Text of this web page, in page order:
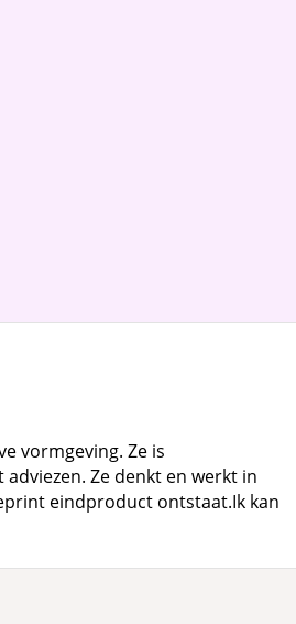
vormgeving. Ze is
Ze denkt en werkt in
eindproduct ontstaat.Ik kan